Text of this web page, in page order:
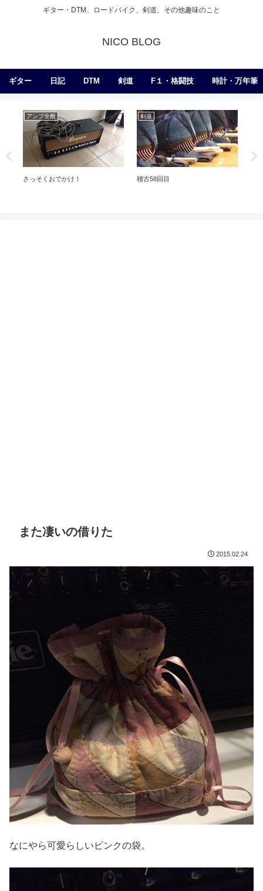
ギター・DTM、ロードバイク、剣道、その他趣味のこと
NICO BLOG
ギター 日記 DTM 剣道 F１・格闘技 時計・万年筆
アンプ全般
さっそくおでかけ！
剣道
稽古58回目
また凄いの借りた
2015.02.24
なにやら可愛らしいピンクの袋。